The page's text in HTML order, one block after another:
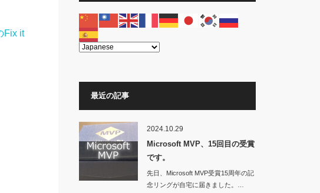
Fix it
最近の記事
2024.10.29
Microsoft MVP、15回目の受賞
です。
先日、Microsoft MVP受賞15周年の記
念リングが自宅に届きました。…